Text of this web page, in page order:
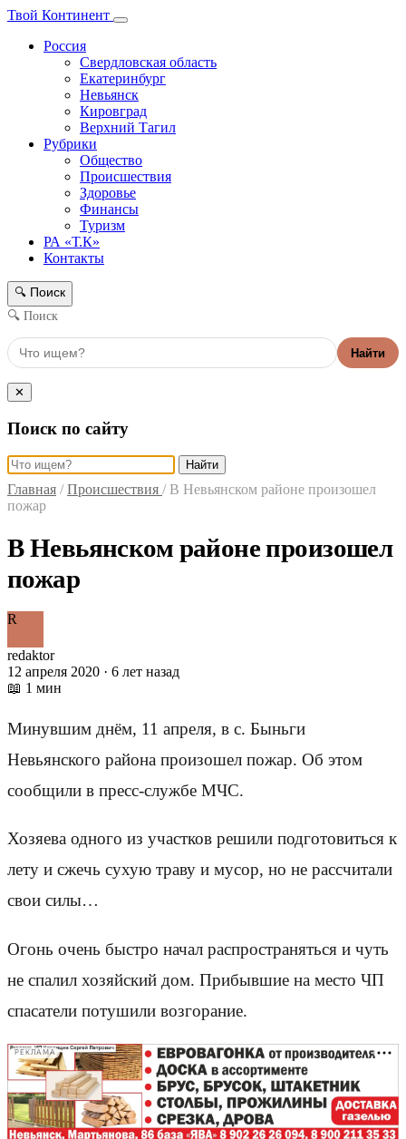
Твой Континент
Россия
Свердловская область
Екатеринбург
Невьянск
Кировград
Верхний Тагил
Рубрики
Общество
Происшествия
Здоровье
Финансы
Туризм
РА «Т.К»
Контакты
🔍 Поиск
🔍 Поиск
Найти
✕
Поиск по сайту
Найти
Главная / Происшествия / В Невьянском районе произошел
пожар
В Невьянском районе произошел
пожар
R
redaktor
12 апреля 2020 · 6 лет назад
📖 1 мин
Минувшим днём, 11 апреля, в с. Быньги
Невьянского района произошел пожар. Об этом
сообщили в пресс-службе МЧС.
Хозяева одного из участков решили подготовиться к
лету и сжечь сухую траву и мусор, но не рассчитали
свои силы…
Огонь очень быстро начал распространяться и чуть
не спалил хозяйский дом. Прибывшие на место ЧП
спасатели потушили возгорание.
РЕКЛАМА